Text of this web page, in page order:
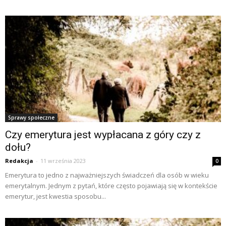
Sprawy społeczne
Czy emerytura jest wypłacana z góry czy z
dołu?
Redakcja - 11 września 2023 0
Emerytura to jedno z najważniejszych świadczeń dla osób w wieku
emerytalnym. Jednym z pytań, które często pojawiają się w kontekście
emerytur, jest kwestia sposobu...